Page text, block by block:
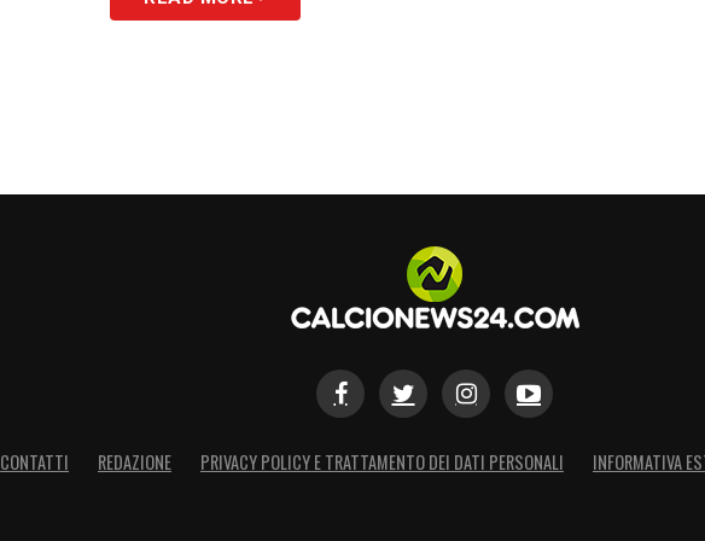
CONTATTI REDAZIONE PRIVACY POLICY E TRATTAMENTO DEI DATI PERSONALI INFORMATIVA